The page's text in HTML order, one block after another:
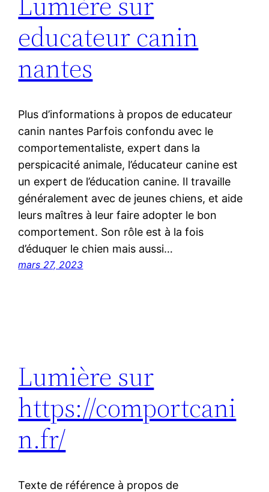
educateur canin
nantes
Plus d’informations à propos de educateur
canin nantes Parfois confondu avec le
comportementaliste, expert dans la
perspicacité animale, l’éducateur canine est
un expert de l’éducation canine. Il travaille
généralement avec de jeunes chiens, et aide
leurs maîtres à leur faire adopter le bon
comportement. Son rôle est à la fois
d’éduquer le chien mais aussi…
mars 27, 2023
Lumière sur
https://comportcani
n.fr/
Texte de référence à propos de